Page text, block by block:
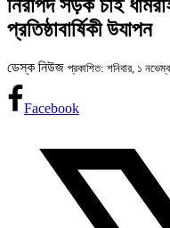
নিরাপদ সড়ক চাই
প্রতিষ্ঠাবার্ষিকী উযাপন
ডেস্ক নিউজ প্রকাশিত: শনিবার, ১
Facebook